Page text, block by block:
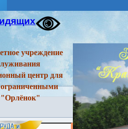
учреждение
центр для
ограниченными
"Орлёнок"